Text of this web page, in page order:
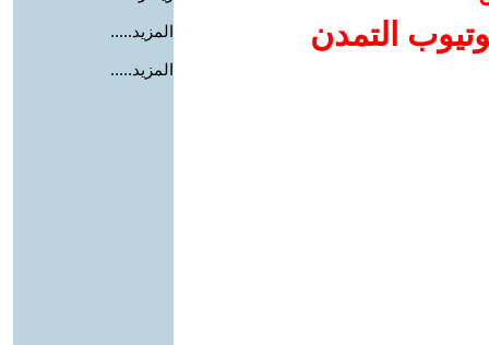
التمدن
المزيد.....
المزيد.....